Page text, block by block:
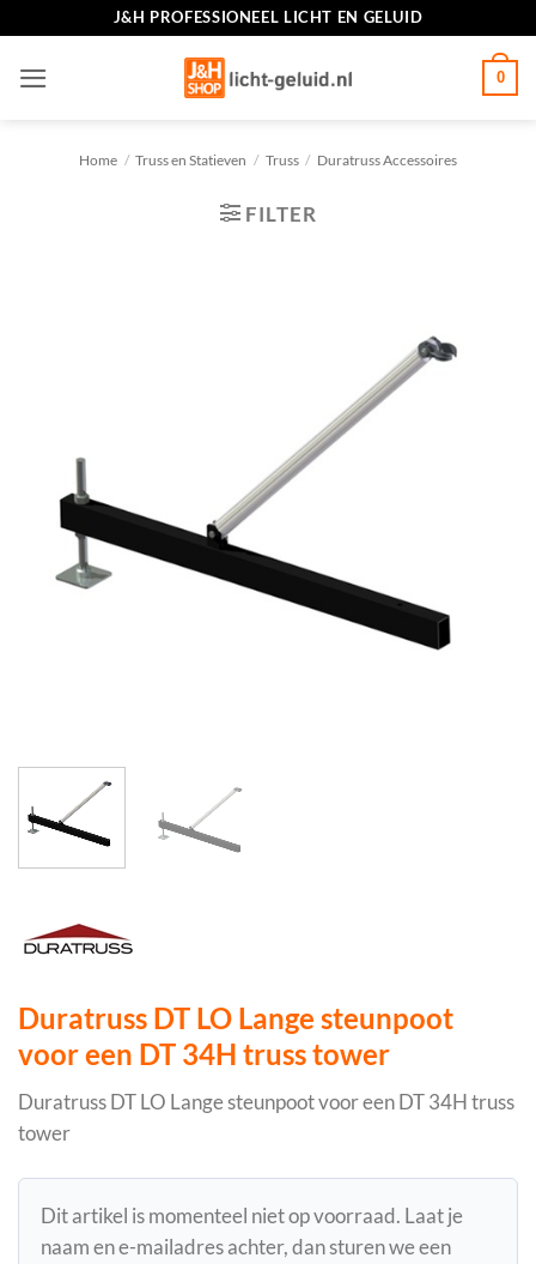
inhoud
J&H PROFESSIONEEL LICHT EN GELUID
0
Home / Truss en Statieven / Truss / Duratruss Accessoires
FILTER
Duratruss DT LO Lange steunpoot
voor een DT 34H truss tower
Duratruss DT LO Lange steunpoot voor een DT 34H truss
tower
Dit artikel is momenteel niet op voorraad. Laat je
naam en e-mailadres achter, dan sturen we een